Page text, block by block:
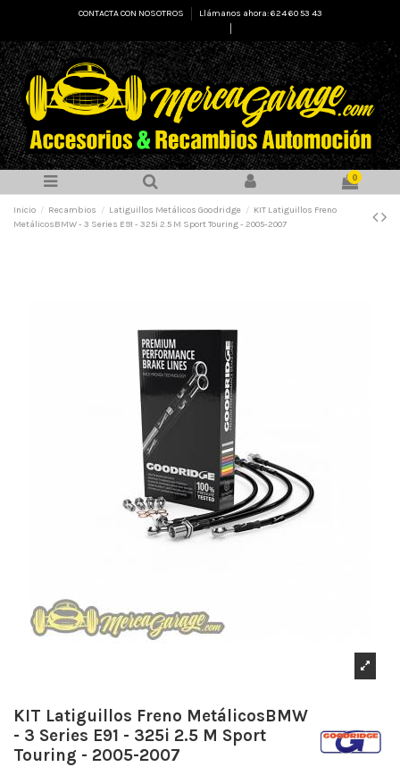
CONTACTA CON NOSOTROS
Llámanos ahora: 624 60 53 43
0
Inicio Recambios Latiguillos Metálicos Goodridge
KIT Latiguillos Freno
MetálicosBMW - 3 Series E91 - 325i 2.5 M Sport Touring - 2005-2007
KIT Latiguillos Freno MetálicosBMW
- 3 Series E91 - 325i 2.5 M Sport
Touring - 2005-2007